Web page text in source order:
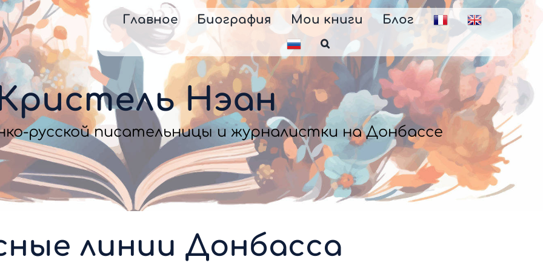
Главное Биография Мои книги Блог
Нэан
русской писательницы и журналистки на Донбассе
линии Донбасса